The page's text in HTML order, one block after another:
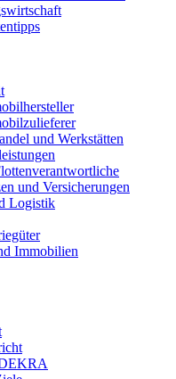
und Werkstätten
und Versicherungen
Logistik
Immobilien